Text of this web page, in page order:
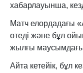
хабарлауынша,
Матч елордадағы
өтеді және бұл
жылғы маусымдағы
Айта кетейік, бұл